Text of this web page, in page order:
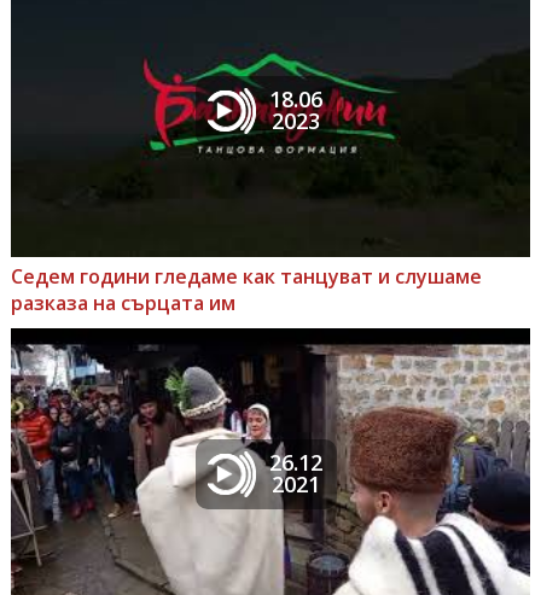
18.06
2023
Седем години гледаме как танцуват и слушаме
разказа на сърцата им
26.12
2021